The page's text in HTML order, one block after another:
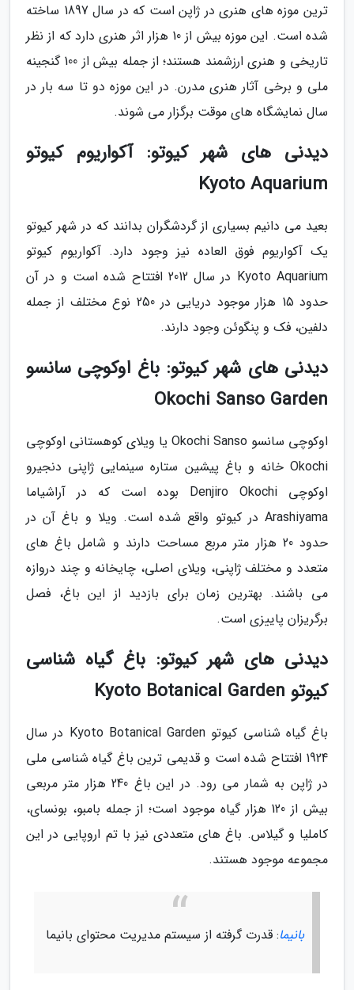
ترین موزه های هنری در ژاپن است که در سال 1897 ساخته
شده است. این موزه بیش از 10 هزار اثر هنری دارد که از نظر
تاریخی و هنری ارزشمند هستند؛ از جمله بیش از 100 گنجینه
ملی و برخی آثار هنری مدرن. در این موزه دو تا سه بار در
سال نمایشگاه های موقت برگزار می شوند.
دیدنی های شهر کیوتو: آکواریوم کیوتو
Kyoto Aquarium
بعید می دانیم بسیاری از گردشگران بدانند که در شهر کیوتو
یک آکواریوم فوق العاده نیز وجود دارد. آکواریوم کیوتو
Kyoto Aquarium در سال 2012 افتتاح شده است و در آن
حدود 15 هزار موجود دریایی در 250 نوع مختلف از جمله
دلفین، فک و پنگوئن وجود دارند.
دیدنی های شهر کیوتو: باغ اوکوچی سانسو
Okochi Sanso Garden
اوکوچی سانسو Okochi Sanso یا ویلای کوهستانی اوکوچی
Okochi خانه و باغ پیشین ستاره سینمایی ژاپنی دنجیرو
اوکوچی Denjiro Okochi بوده است که در آراشیاما
Arashiyama در کیوتو واقع شده است. ویلا و باغ آن در
حدود 20 هزار متر مربع مساحت دارند و شامل باغ های
متعدد و مختلف ژاپنی، ویلای اصلی، چایخانه و چند دروازه
می باشند. بهترین زمان برای بازدید از این باغ، فصل
برگریزان پاییزی است.
دیدنی های شهر کیوتو: باغ گیاه شناسی
کیوتو Kyoto Botanical Garden
باغ گیاه شناسی کیوتو Kyoto Botanical Garden در سال
1924 افتتاح شده است و قدیمی ترین باغ گیاه شناسی ملی
در ژاپن به شمار می رود. در این باغ 240 هزار متر مربعی
بیش از 120 هزار گیاه موجود است؛ از جمله بامبو، بونسای،
کاملیا و گیلاس. باغ های متعددی نیز با تم اروپایی در این
مجموعه موجود هستند.
بانیما: قدرت گرفته از سیستم مدیریت محتوای بانیما